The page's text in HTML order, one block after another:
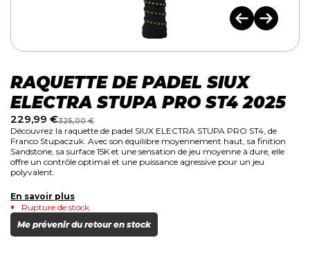
RAQUETTE DE PADEL SIUX
ELECTRA STUPA PRO ST4 2025
229,99 €325,00€
Découvrez la raquette de padel SIUX ELECTRA STUPA PRO ST4, de
Franco Stupaczuk. Avec son équilibre moyennement haut, sa finition
Sandstone, sa surface 15K et une sensation de jeu moyenne à dure, elle
offre un contrôle optimal et une puissance agressive pour un jeu
polyvalent.
En savoir plus
Rupture de stock
Me prévenir du retour en stock